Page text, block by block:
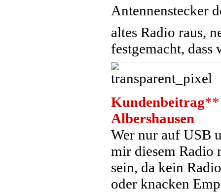
Antennenstecker
altes Radio raus,
festgemacht, dass
Kundenbeitrag**
Albershausen
Wer nur auf USB
mir diesem Radio
sein, da kein
oder knacken